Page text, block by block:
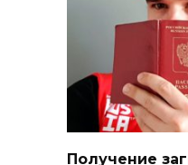
Получение